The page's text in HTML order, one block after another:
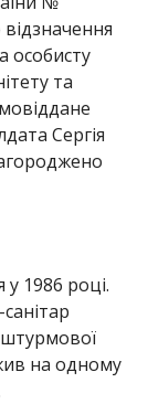
особисту
та
Сергія
1986 році.
на одному